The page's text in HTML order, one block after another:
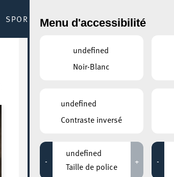
SPORT & RÉCRÉATION MOBILITÉ
ÉVÉNEMENTS
28 AOÛT 2020
Exposition : Sollbruchstelle de
Mertens
Jusqu'au 05 septembre
Menu d'accessibilité
undefined
Noir-Blanc
undefined
Contraste inversé
-
undefined
Taille de police
+ -